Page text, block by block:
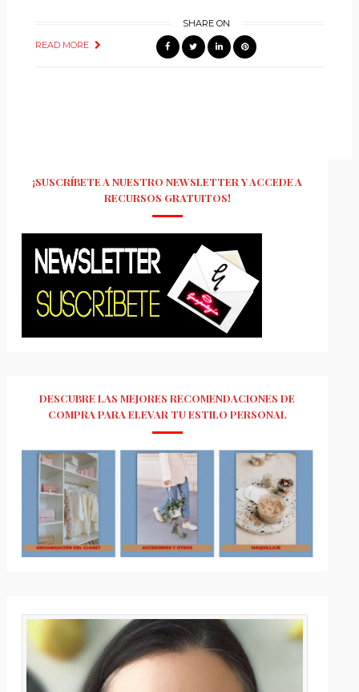
READ MORE
SHARE ON
¡SUSCRÍBETE A NUESTRO NEWSLETTER Y ACCEDE A
RECURSOS GRATUITOS!
DESCUBRE LAS MEJORES RECOMENDACIONES DE
COMPRA PARA ELEVAR TU ESTILO PERSONAL